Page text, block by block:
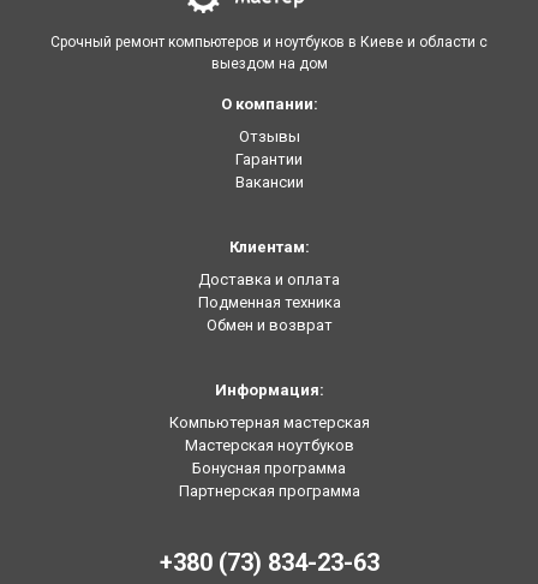
Срочный ремонт компьютеров и ноутбуков в Киеве и области с
выездом на дом
О компании:
Отзывы
Гарантии
Вакансии
Клиентам:
Доставка и оплата
Подменная техника
Обмен и возврат
Информация:
Компьютерная мастерская
Мастерская ноутбуков
Бонусная программа
Партнерская программа
+380 (73) 834-23-63